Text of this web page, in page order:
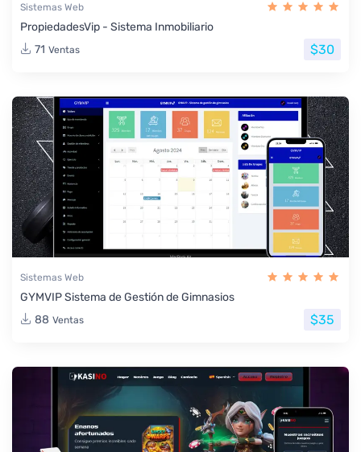
Sistemas Web
PropiedadesVip - Sistema Inmobiliario
71 Ventas $30
Sistemas Web
GYMVIP Sistema de Gestión de Gimnasios
88 Ventas $35